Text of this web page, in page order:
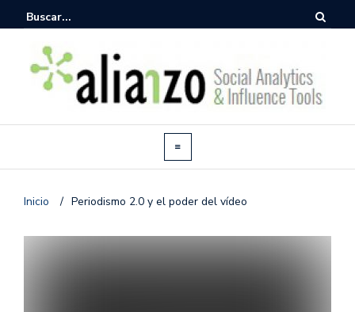
Inicio / Periodismo 2.0 y el poder del vídeo